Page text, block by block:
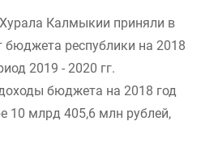
Калмыкии приняли в
бюджета республики на 2018
2019 - 2020 гг.
бюджета на 2018 год
10 млрд 405,6 млн рублей,